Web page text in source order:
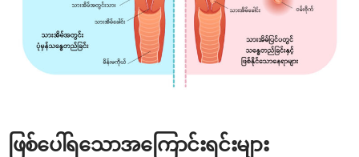
ဖြစ်ပေါ်ရသောအကြောင်းရင်းများ